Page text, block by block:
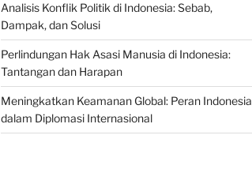
Analisis Konflik Politik di Indonesia: Sebab,
Dampak, dan Solusi
Perlindungan Hak Asasi Manusia di Indonesia:
Tantangan dan Harapan
Meningkatkan Keamanan Global: Peran Indonesia
dalam Diplomasi Internasional